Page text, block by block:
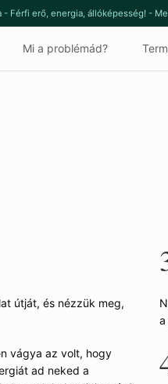
- Férfi erő, energia, állóképesség! -
Mi a problémád?
útját, és nézzük meg,
vágya az volt, hogy
ad neked a
a